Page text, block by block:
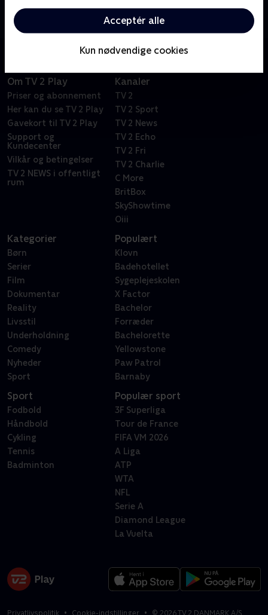
Acceptér alle
Kun nødvendige cookies
landet i fugleflugtslinje. Hvem finder den korteste
rute?
Om TV 2 Play
Priser og abonnement
Her kan du se TV 2 Play
Gavekort til TV 2 Play
Support og
Kundecenter
Vilkår og betingelser
TV 2 NEWS i offentligt
rum
Kanaler
TV 2
TV 2 Sport
TV 2 News
TV 2 Echo
TV 2 Fri
TV 2 Charlie
C More
BritBox
SkyShowtime
Oiii
Kategorier
Børn
Serier
Film
Dokumentar
Reality
Livsstil
Underholdning
Comedy
Nyheder
Sport
Populært
Klovn
Badehotellet
Sygeplejeskolen
X Factor
Bachelor
Forræder
Bachelorette
Yellowstone
Paw Patrol
Barnaby
Sport
Fodbold
Håndbold
Cykling
Tennis
Badminton
Populær sport
3F Superliga
Tour de France
FIFA VM 2026
A Liga
ATP
WTA
NFL
Serie A
Diamond League
La Vuelta
Privatlivspolitik Cookie-indstillinger © 2026TV 2 DANMARK A/S